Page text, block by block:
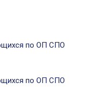
по ОП СПО
по ОП СПО